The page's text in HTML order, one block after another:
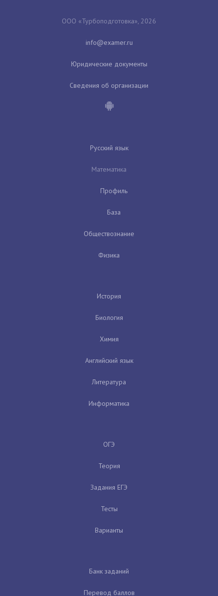
ООО «Турбоподготовка», 2026
Юридические документы
Сведения об организации
Русский язык
Математика
Профиль
База
Обществознание
Физика
История
Биология
Химия
Английский язык
Литература
Информатика
ОГЭ
Теория
Задания ЕГЭ
Тесты
Варианты
Банк заданий
Перевод баллов